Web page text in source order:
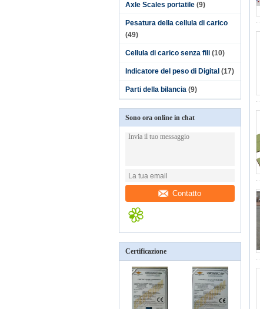
Axle Scales portatile (9)
Pesatura della cellula di carico
(49)
Cellula di carico senza fili (10)
Indicatore del peso di Digital (17)
Parti della bilancia (9)
Sono ora online in chat
Contatto
Certificazione